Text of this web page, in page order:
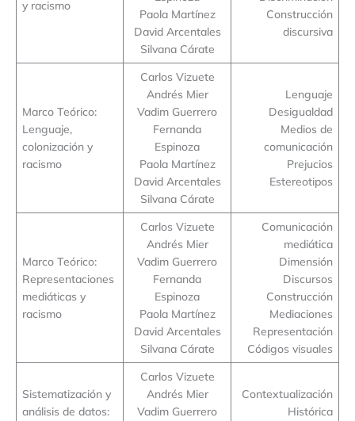
y racismo
Paola Martínez
David Arcentales
Silvana Cárate
Construcción
discursiva
Marco Teórico:
Lenguaje,
colonización y
racismo
Carlos Vizuete
Andrés Mier
Vadim Guerrero
Fernanda
Espinoza
Paola Martínez
David Arcentales
Silvana Cárate
Lenguaje
Desigualdad
Medios de
comunicación
Prejucios
Estereotipos
Marco Teórico:
Representaciones
mediáticas y
racismo
Carlos Vizuete
Andrés Mier
Vadim Guerrero
Fernanda
Espinoza
Paola Martínez
David Arcentales
Silvana Cárate
Comunicación
mediática
Dimensión
Discursos
Construcción
Mediaciones
Representación
Códigos visuales
Sistematización y
análisis de datos:
Carlos Vizuete
Andrés Mier
Vadim Guerrero
Contextualización
Histórica